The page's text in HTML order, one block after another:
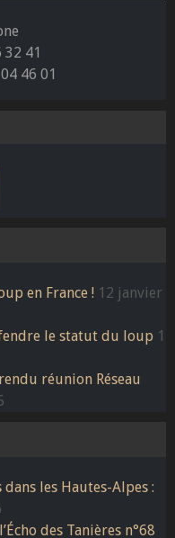
41
46 01
en France ! 12 janvier
le statut du loup 1
réunion Réseau
les Hautes-Alpes :
des Tanières n°68